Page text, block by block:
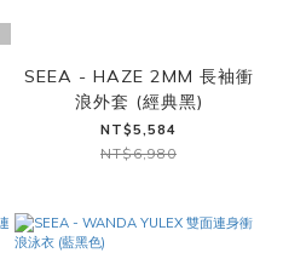
SEEA - HAZE 2MM 長袖衝
浪外套 (經典黑)
NT$5,584
NT$6,980